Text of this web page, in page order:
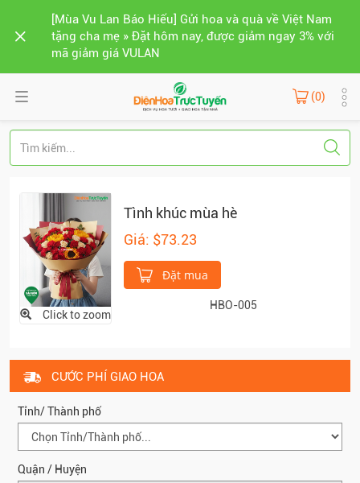
[Mùa Vu Lan Báo Hiếu] Gửi hoa và quà về Việt Nam
tặng cha mẹ » Đặt hôm nay, được giảm ngay 3% với
mã giảm giá VULAN
(0)
Click to zoom
Tình khúc mùa hè
Giá: $73.23
Đặt mua
HBO-005
CƯỚC PHÍ GIAO HOA
Tỉnh/ Thành phố
Quận / Huyện